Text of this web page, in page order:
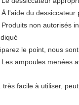
À l'aide du dessiccateur
Produits non autorisés
le point, nous
Les ampoules menées
très facile à utiliser,